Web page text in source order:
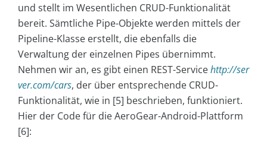
und stellt im Wesentlichen CRUD-Funktionalität
bereit. Sämtliche Pipe-Objekte werden mittels der
Pipeline-Klasse erstellt, die ebenfalls die
Verwaltung der einzelnen Pipes übernimmt.
Nehmen wir an, es gibt einen REST-Servicehttp://ser
ver.com/cars, der über entsprechende CRUD-
Funktionalität, wie in [5] beschrieben, funktioniert.
Hier der Code für die AeroGear-Android-Plattform
[6]: